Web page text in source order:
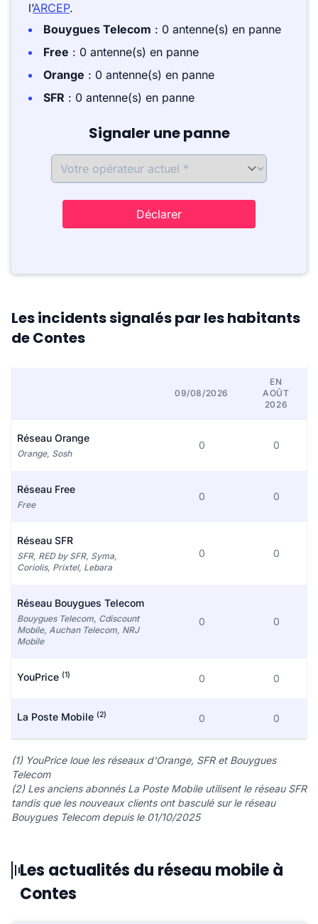
l’ARCEP.
Bouygues Telecom : 0 antenne(s) en panne
Free : 0 antenne(s) en panne
Orange : 0 antenne(s) en panne
SFR : 0 antenne(s) en panne
Signaler une panne
Déclarer
Les incidents signalés par les habitants
de Contes
09/08/2026
EN
AOÛT
2026
Réseau Orange
Orange, Sosh
0 0
Réseau Free
Free
0 0
Réseau SFR
SFR, RED by SFR, Syma,
Coriolis, Prixtel, Lebara
0 0
Réseau Bouygues Telecom
Bouygues Telecom, Cdiscount
Mobile, Auchan Telecom, NRJ
Mobile
0 0
YouPrice (1) 0 0
La Poste Mobile (2) 0 0
(1) YouPrice loue les réseaux d'Orange, SFR et Bouygues
Telecom
(2) Les anciens abonnés La Poste Mobile utilisent le réseau SFR
tandis que les nouveaux clients ont basculé sur le réseau
Bouygues Telecom depuis le 01/10/2025
Les actualités du réseau mobile à
Contes